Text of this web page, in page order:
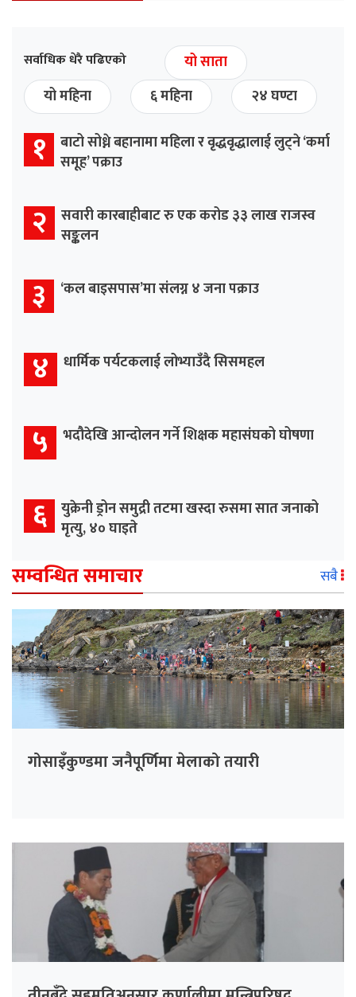
सर्वाधिक धेरै पढिएको
यो साता
यो महिना
६ महिना २४ घण्टा
१ बाटो सोध्ने बहानामा महिला र वृद्धवृद्धालाई लुट्ने ‘कर्मा
समूह’ पक्राउ
२ सवारी कारबाहीबाट रु एक करोड ३३ लाख राजस्व
सङ्कलन
३ ‘कल बाइसपास’मा संलग्न ४ जना पक्राउ
४ धार्मिक पर्यटकलाई लोभ्याउँदै सिसमहल
५ भदौदेखि आन्दोलन गर्ने शिक्षक महासंघको घोषणा
६ युक्रेनी ड्रोन समुद्री तटमा खस्दा रुसमा सात जनाको
मृत्यु, ४० घाइते
सम्वन्धित समाचार सबै
गोसाइँकुण्डमा जनैपूर्णिमा मेलाको तयारी